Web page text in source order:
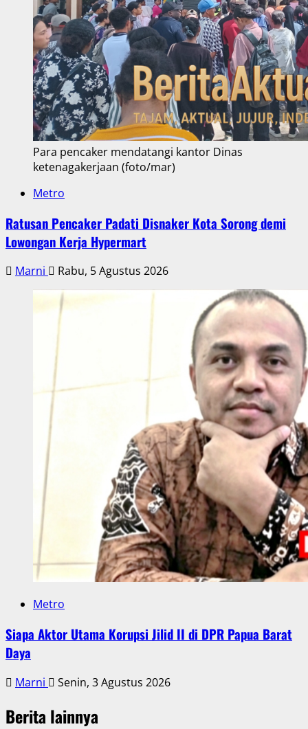
Para pencaker mendatangi kantor Dinas
ketenagakerjaan (foto/mar)
Metro
Ratusan Pencaker Padati Disnaker Kota Sorong demi
Lowongan Kerja Hypermart
Marni Rabu, 5 Agustus 2026
Metro
Siapa Aktor Utama Korupsi Jilid II di DPR Papua Barat
Daya
Marni Senin, 3 Agustus 2026
Berita lainnya